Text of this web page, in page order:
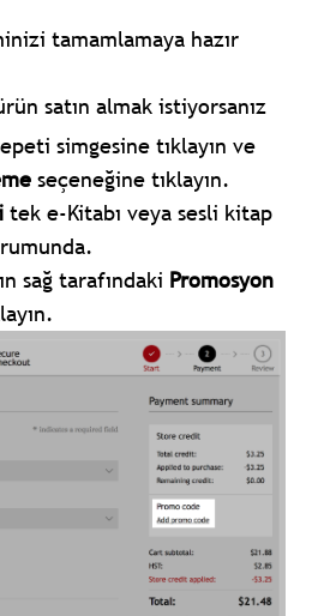
tamamlamaya hazır
satın almak istiyorsanız
simgesine tıklayın ve
seçeneğine tıklayın.
tek e-Kitabı veya sesli kitap
sağ tarafındaki Promosyon